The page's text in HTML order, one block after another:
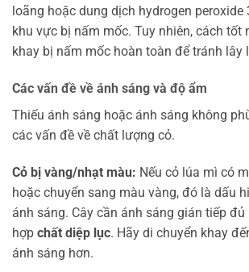
loãng hoặc dung dịch hydrogen peroxide
khu vực bị nấm mốc. Tuy nhiên, cách tốt
khay bị nấm mốc hoàn toàn để tránh lây
Các vấn đề về ánh sáng và độ ẩm
Thiếu ánh sáng hoặc ánh sáng không
các vấn đề về chất lượng cỏ.
Cỏ bị vàng/nhạt màu: Nếu cỏ lúa mì có
hoặc chuyển sang màu vàng, đó là dấu
ánh sáng. Cây cần ánh sáng gián tiếp
hợp chất diệp lục. Hãy di chuyển khay
ánh sáng hơn.